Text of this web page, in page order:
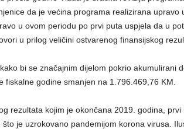
da je većina programa realizirana upravo
u ovom periodu po prvi puta uspjela da u
u prilog veličini ostvarenog finansijskog
bi se značajnim dijelom pokrio akumulirani
fiskalne godine smanjen na 1.796.469,76 KM.
rezultata kojim je okončana 2019. godina,
je uzrokovano pandemijom korona virusa.